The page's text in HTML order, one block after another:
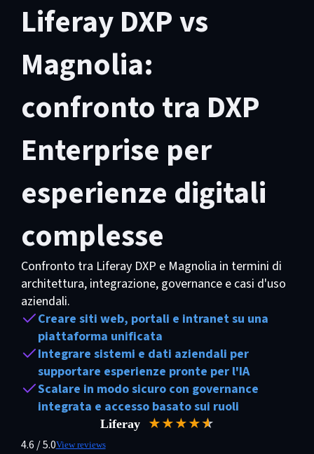
Liferay DXP vs
Magnolia:
confronto tra DXP
Enterprise per
esperienze digitali
complesse
Confronto tra Liferay DXP e Magnolia in termini di
architettura, integrazione, governance e casi d'uso
aziendali.
Creare siti web, portali e intranet su una
piattaforma unificata
Integrare sistemi e dati aziendali per
supportare esperienze pronte per l'IA
Scalare in modo sicuro con governance
integrata e accesso basato sui ruoli
Liferay ★★★★★
☆
4.6 / 5.0View reviews